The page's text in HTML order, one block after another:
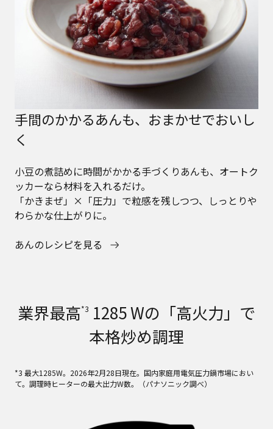
手間のかかるあんも、おまかせでおいし
く
小豆の煮詰めに時間がかかる手づくりあんも、オートク
ッカーなら材料を入れるだけ。
「かきまぜ」×「圧力」で粒感を残しつつ、しっとりや
わらかな仕上がりに。
あんのレシピを見る
業界最高*3 1285 Wの「高火力」で
本格炒め調理
*3 最大1285W。2026年2月28日現在。国内家庭用電気圧力鍋市場におい
て。調理時ヒーターの最大出力W数。（パナソニック調べ）